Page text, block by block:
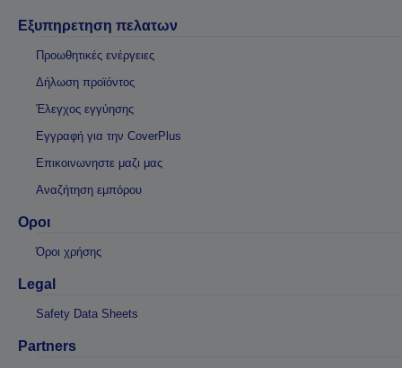
Εξυπηρετηση πελατων
Προωθητικές ενέργειες
Δήλωση προϊόντος
Έλεγχος εγγύησης
Εγγραφή για την CoverPlus
Επικοινωνηστε μαζι μας
Αναζήτηση εμπόρου
Οροι
Όροι χρήσης
Legal
Safety Data Sheets
Partners